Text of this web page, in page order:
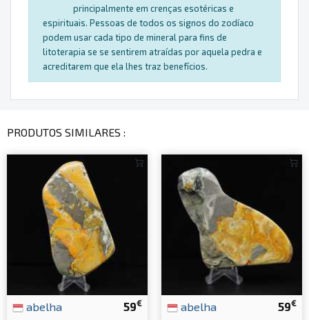
principalmente em crenças esotéricas e
espirituais. Pessoas de todos os signos do zodíaco
podem usar cada tipo de mineral para fins de
litoterapia se se sentirem atraídas por aquela pedra e
acreditarem que ela lhes traz benefícios.
PRODUTOS SIMILARES :
59€
abelha 59€
abelha